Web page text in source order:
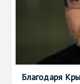
Благодаря